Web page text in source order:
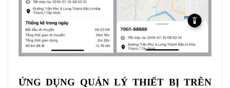
ỨNG DỤNG QUẢN LÝ THIẾT BỊ TRÊN